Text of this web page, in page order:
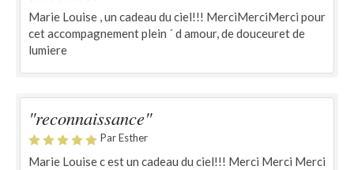
Marie Louise , un cadeau du ciel!!! MerciMerciMerci pour
cet accompagnement plein ´ d amour, de douceuret de
lumiere
"reconnaissance"
Par Esther
Marie Louise c est un cadeau du ciel!!! Merci Merci Merci